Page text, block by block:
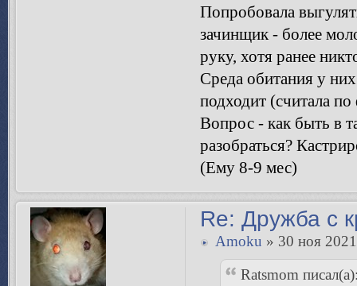
Попробовала
зачинщик - более
руку, хотя ранее
Среда обитания у
подходит (считала
Вопрос - как быть в
разобраться?
(Ему 8-9 мес)
Re: Дружба с
Amoku » 30 ноя
Ratsmom